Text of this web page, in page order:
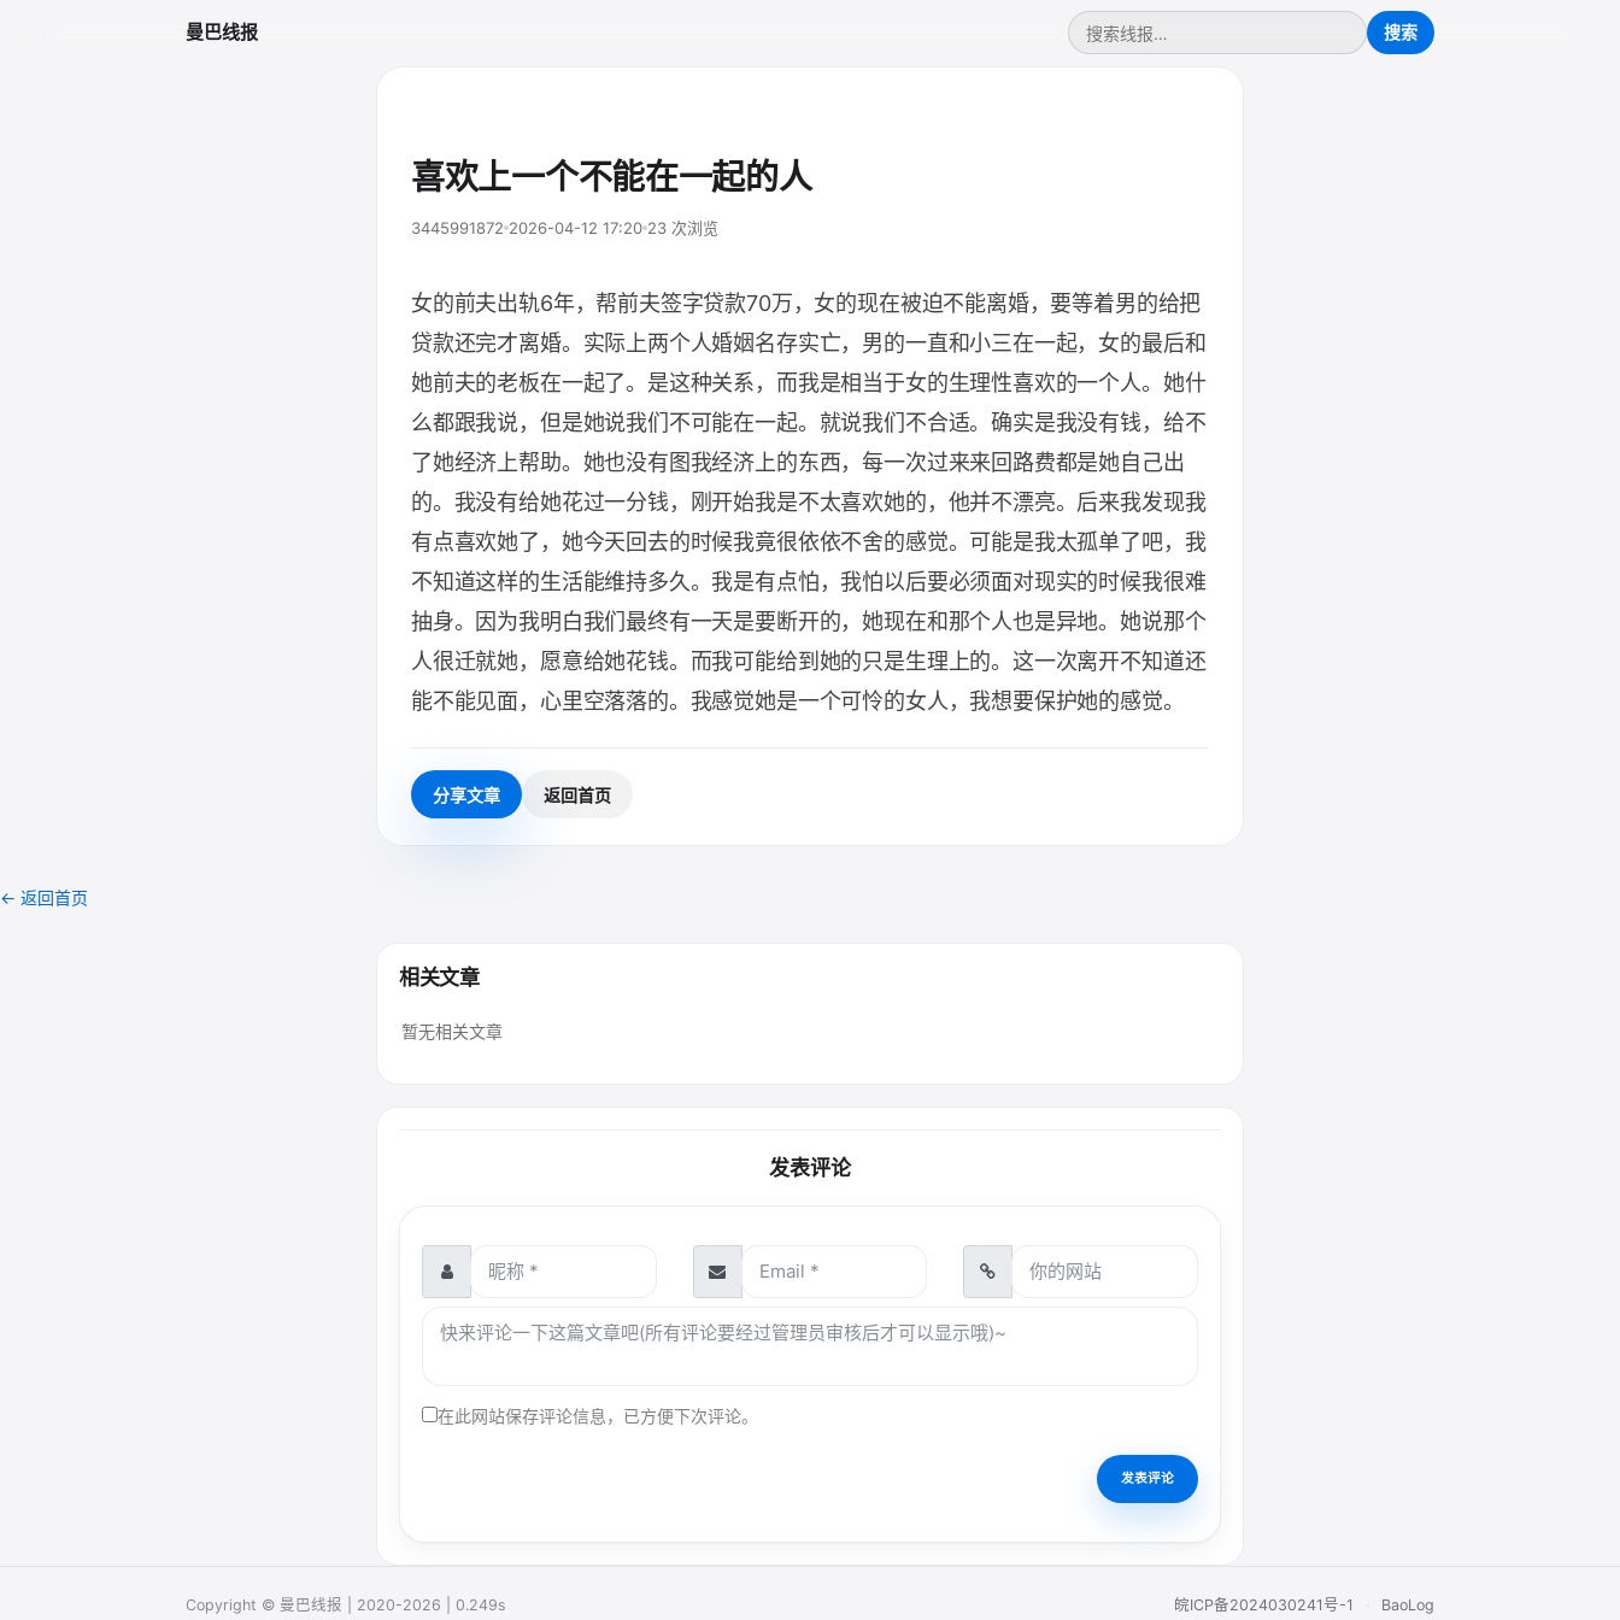
曼巴线报
喜欢上一个不能在一起的人
3445991872 2026-04-12 17:20 23 次浏览
女的前夫出轨6年，帮前夫签字贷款70万，女的现在被迫不能离婚，要等着男的给把
贷款还完才离婚。实际上两个人婚姻名存实亡，男的一直和小三在一起，女的最后和
她前夫的老板在一起了。是这种关系，而我是相当于女的生理性喜欢的一个人。她什
么都跟我说，但是她说我们不可能在一起。就说我们不合适。确实是我没有钱，给不
了她经济上帮助。她也没有图我经济上的东西，每一次过来来回路费都是她自己出
的。我没有给她花过一分钱，刚开始我是不太喜欢她的，他并不漂亮。后来我发现我
有点喜欢她了，她今天回去的时候我竟很依依不舍的感觉。可能是我太孤单了吧，我
不知道这样的生活能维持多久。我是有点怕，我怕以后要必须面对现实的时候我很难
抽身。因为我明白我们最终有一天是要断开的，她现在和那个人也是异地。她说那个
人很迁就她，愿意给她花钱。而我可能给到她的只是生理上的。这一次离开不知道还
能不能见面，心里空落落的。我感觉她是一个可怜的女人，我想要保护她的感觉。
分享文章 返回首页
← 返回首页
相关文章
暂无相关文章
发表评论
在此网站保存评论信息，已方便下次评论。
Copyright © 曼巴线报 | 2020-2026 | 0.249s 皖ICP备2024030241号-1 · BaoLog